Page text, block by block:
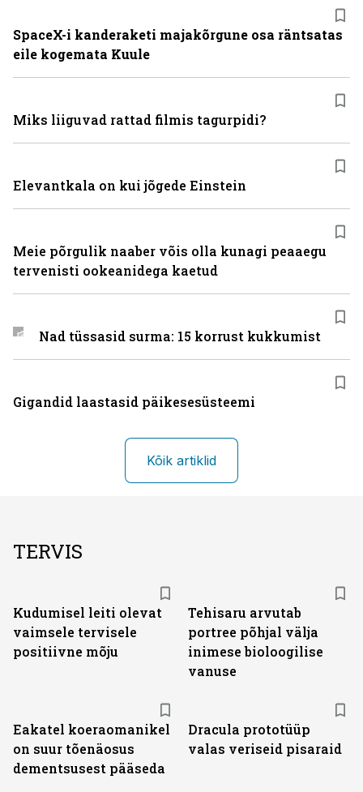
SpaceX-i kanderaketi majakõrgune osa räntsatas
eile kogemata Kuule
Miks liiguvad rattad filmis tagurpidi?
Elevantkala on kui jõgede Einstein
Meie põrgulik naaber võis olla kunagi peaaegu
tervenisti ookeanidega kaetud
Nad tüssasid surma: 15 korrust kukkumist
Gigandid laastasid päikesesüsteemi
Kõik artiklid
TERVIS
Kudumisel leiti olevat
vaimsele tervisele
positiivne mõju
Tehisaru arvutab
portree põhjal välja
inimese bioloogilise
vanuse
Eakatel koeraomanikel
on suur tõenäosus
dementsusest pääseda
Dracula prototüüp
valas veriseid pisaraid